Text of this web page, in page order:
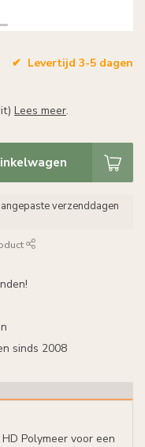
Levertijd 3-5 dagen
Lees meer.
verzenddagen
sinds 2008
Polymeer voor een